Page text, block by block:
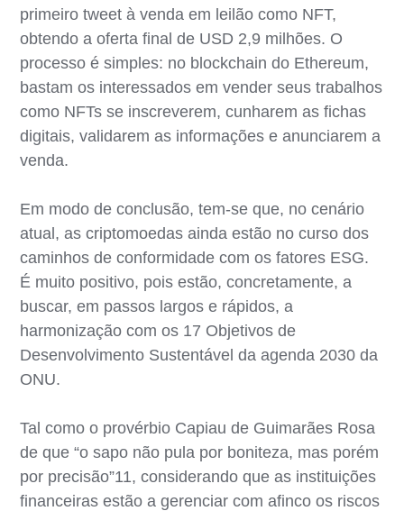
primeiro tweet à venda em leilão como NFT,
obtendo a oferta final de USD 2,9 milhões. O
processo é simples: no blockchain do Ethereum,
bastam os interessados em vender seus trabalhos
como NFTs se inscreverem, cunharem as fichas
digitais, validarem as informações e anunciarem a
venda.
Em modo de conclusão, tem-se que, no cenário
atual, as criptomoedas ainda estão no curso dos
caminhos de conformidade com os fatores ESG.
É muito positivo, pois estão, concretamente, a
buscar, em passos largos e rápidos, a
harmonização com os 17 Objetivos de
Desenvolvimento Sustentável da agenda 2030 da
ONU.
Tal como o provérbio Capiau de Guimarães Rosa
de que “o sapo não pula por boniteza, mas porém
por precisão”11, considerando que as instituições
financeiras estão a gerenciar com afinco os riscos